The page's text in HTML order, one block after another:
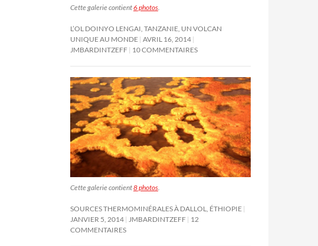
Cette galerie contient6 photos.
L’OL DOINYO LENGAI, TANZANIE, UN VOLCAN
UNIQUE AU MONDE AVRIL 16, 2014
JMBARDINTZEFF 10 COMMENTAIRES
Cette galerie contient8 photos
SOURCES THERMOMINÉRALES À DALLOL, ÉTHIOPIE
JANVIER 5, 2014
JMBARDINTZEFF 12
COMMENTAIRES